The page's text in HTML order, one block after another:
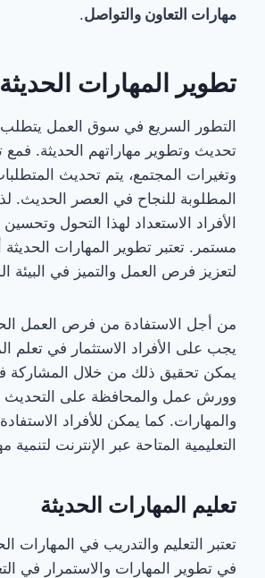
مهارات التعاون والتواصل.
تطوير المهارات الحديثة
التطور السريع في سوق العمل يتطلب
تحديث وتطوير مهاراتهم الحديثة. فمع
وتغيرات المجتمع، يتم تحديث
المطلوبة للنجاح في العصر الحديث.
الأفراد الاستعداد لهذا التحول
مستمر. تعتبر تطوير المهارات الحديثة
لتعزيز فرص العمل والتميز في البيئة
من أجل الاستفادة من فرص العمل
يجب على الأفراد الاستثمار في تعلم
يمكن تحقيق ذلك من خلال المشاركة
وورش عمل والمحافظة على التحديث
والمهارات. كما يمكن للأفراد
التعليمية المتاحة عبر الإنترنت لتنمية
تعليم المهارات الحديثة
تعتبر التعليم والتدريب في المهارات
في تطوير المهارات والاستمرار في